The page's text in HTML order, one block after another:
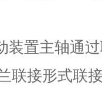
装置主轴通
联接形式联